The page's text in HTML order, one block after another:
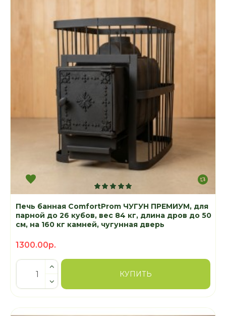
Печь банная ComfortProm ЧУГУН ПРЕМИУМ, для
парной до 26 кубов, вес 84 кг, длина дров до 50
см, на 160 кг камней, чугунная дверь
1300.00р.
КУПИТЬ